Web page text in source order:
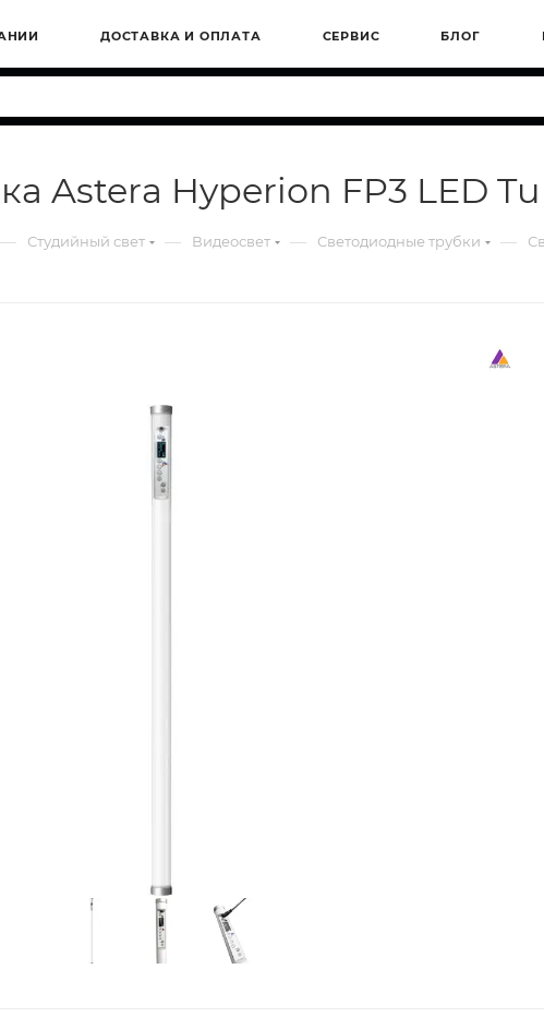
ДОСТАВКА И ОПЛАТА СЕРВИС БЛОГ
Astera Hyperion FP3 LED
— Студийный свет — Видеосвет — Светодиодные трубки —